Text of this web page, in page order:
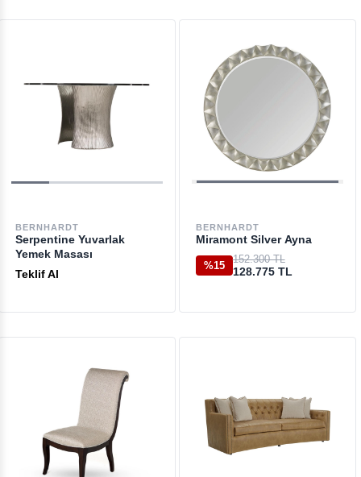
BERNHARDT
Serpentine Yuvarlak
Yemek Masası
Teklif Al
BERNHARDT
Miramont Silver Ayna
%15
152.300 TL
128.775 TL